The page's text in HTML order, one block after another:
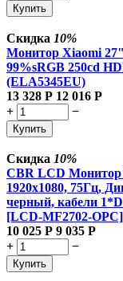
Купить
Скидка 10%
Монитор Xiaomi 27"
99%sRGB 250cd
(ELA5345EU)
13 328 Р 12 016 Р
+
−
Купить
Скидка 10%
CBR LCD Монитор
1920x1080, 75Гц,
черный, кабели
[LCD-MF2702-OPC]
10 025 Р 9 035 Р
+
−
Купить